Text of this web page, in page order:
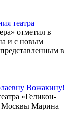
театра
отметил в
и с новым
в
Вожакину!
«Геликон-
Москвы Марина